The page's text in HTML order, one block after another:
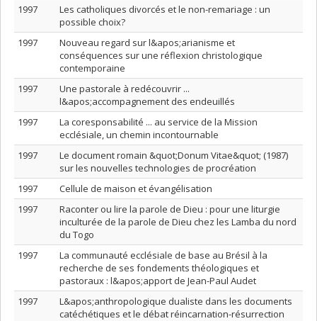
1997
Les catholiques divorcés et le non-remariage : un
possible choix?
1997
Nouveau regard sur l&apos;arianisme et
conséquences sur une réflexion christologique
contemporaine
1997
Une pastorale à redécouvrir ...
l&apos;accompagnement des endeuillés
1997
La coresponsabilité ... au service de la Mission
ecclésiale, un chemin incontournable
1997
Le document romain &quot;Donum Vitae&quot; (1987)
sur les nouvelles technologies de procréation
1997
Cellule de maison et évangélisation
1997
Raconter ou lire la parole de Dieu : pour une liturgie
inculturée de la parole de Dieu chez les Lamba du nord
du Togo
1997
La communauté ecclésiale de base au Brésil à la
recherche de ses fondements théologiques et
pastoraux : l&apos;apport de Jean-Paul Audet
1997
L&apos;anthropologique dualiste dans les documents
catéchétiques et le débat réincarnation-résurrection